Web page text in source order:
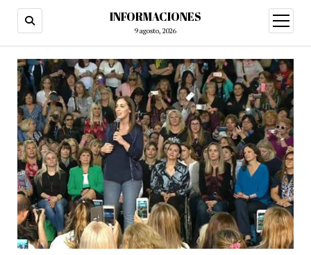
INFORMACIONES
9 agosto, 2026
abrir
menú